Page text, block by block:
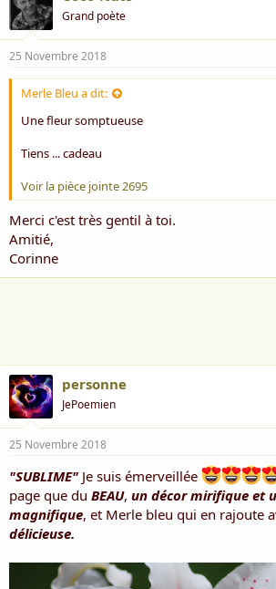
Grand poète
25 Novembre 2018
Merle Bleu a dit:
Une fleur somptueuse
Tiens ... cadeau
Voir la pièce jointe 2695
Merci c'est très gentil à toi.
Amitié,
Corinne
personne
JePoemien
25 Novembre 2018
"SUBLIME" Je suis émerveillée
page que du BEAU, un décor mirifique et
magnifique, et Merle bleu qui en rajoute
délicieuse.